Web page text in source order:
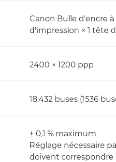
Canon Bulle d'encre
d'impression × 1 tête
2400 × 1200 ppp
18.432 buses (1536
± 0,1 % maximum
Réglage nécessaire
doivent correspondre